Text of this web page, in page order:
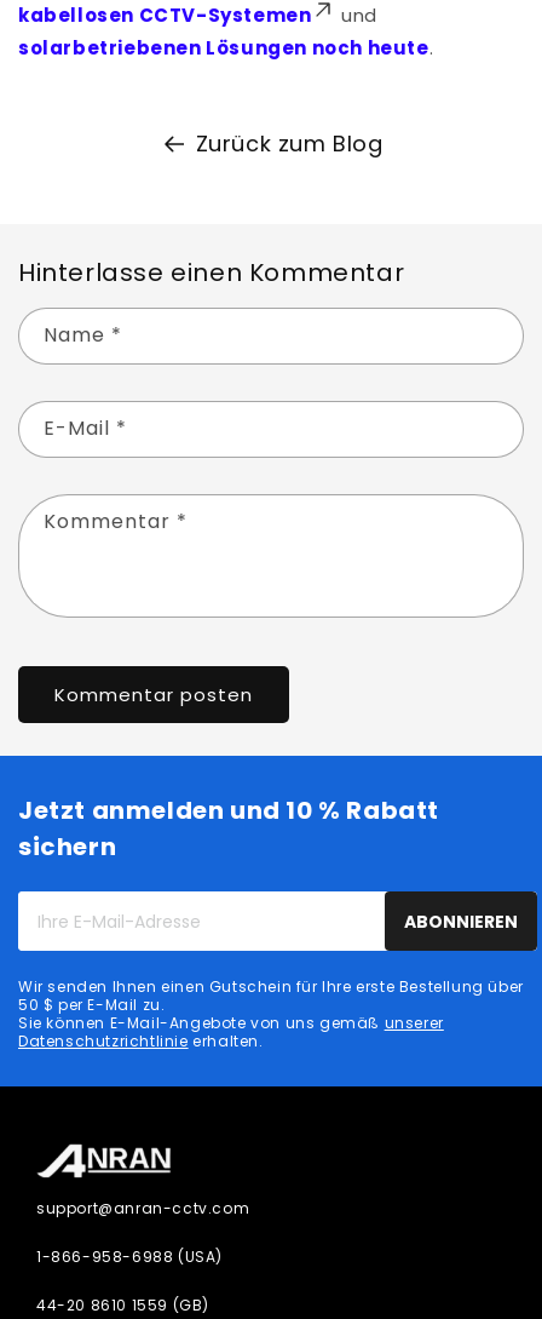
kabellosen CCTV-Systemen
und
solarbetriebenen Lösungen noch heute.
Zurück zum Blog
Hinterlasse einen Kommentar
Name *
E-Mail *
Kommentar *
Jetzt anmelden und 10 % Rabatt
sichern
Adresse
ABONNIEREN
Wir senden Ihnen einen Gutschein für Ihre erste Bestellung über
50 $ per E-Mail zu.
Sie können E-Mail-Angebote von uns gemäß unserer
Datenschutzrichtlinie erhalten.
support@anran-cctv.com
1-866-958-6988 (USA)
44-20 8610 1559 (GB)